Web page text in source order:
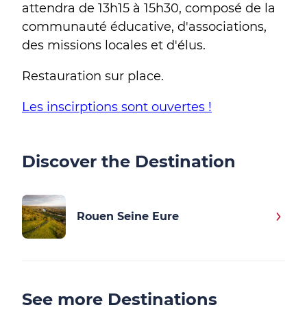
attendra de 13h15 à 15h30, composé de la
communauté éducative, d'associations,
des missions locales et d'élus.
Restauration sur place.
Les inscirptions sont ouvertes !
Discover the Destination
Rouen Seine Eure
See more Destinations